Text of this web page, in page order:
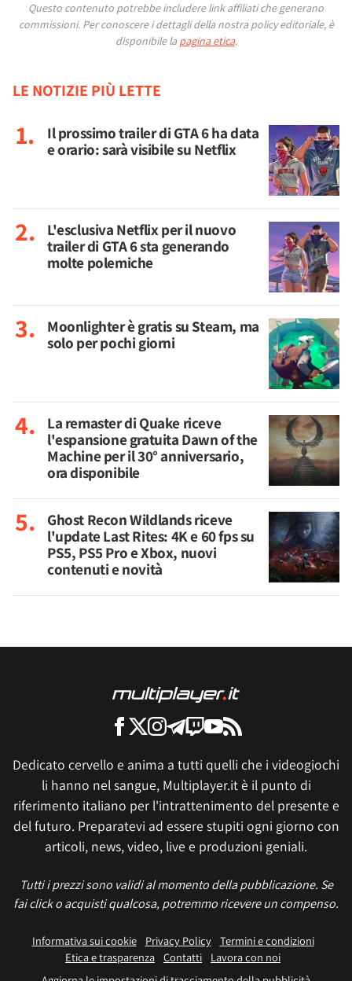
Questo contenuto potrebbe includere link affiliati che generano
commissioni. Per conoscere i dettagli della nostra policy editoriale, è
disponibile la pagina etica.
LE NOTIZIE PIÙ LETTE
Il prossimo trailer di GTA 6 ha data
e orario: sarà visibile su Netflix
L'esclusiva Netflix per il nuovo
trailer di GTA 6 sta generando
molte polemiche
Moonlighter è gratis su Steam, ma
solo per pochi giorni
La remaster di Quake riceve
l'espansione gratuita Dawn of the
Machine per il 30° anniversario,
ora disponibile
Ghost Recon Wildlands riceve
l'update Last Rites: 4K e 60 fps su
PS5, PS5 Pro e Xbox, nuovi
contenuti e novità
Dedicato cervello e anima a tutti quelli che i videogiochi
li hanno nel sangue, Multiplayer.it è il punto di
riferimento italiano per l'intrattenimento del presente e
del futuro. Preparatevi ad essere stupiti ogni giorno con
articoli, news, video, live e produzioni geniali.
Tutti i prezzi sono validi al momento della pubblicazione. Se
fai click o acquisti qualcosa, potremmo ricevere un compenso.
Informativa sui cookie Privacy Policy
Termini e condizioni
Etica e trasparenza Contatti
Lavora con noi